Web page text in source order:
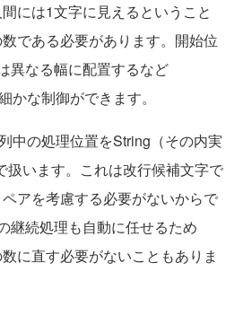
には1文字に見えるということ
である必要があります。開始位
異なる幅に配置するなど
かな制御ができます。
中の処理位置をString（その内実
扱います。これは改行候補文字で
アを考慮する必要がないからで
継続処理も自動に任せるため
に直す必要がないこともありま